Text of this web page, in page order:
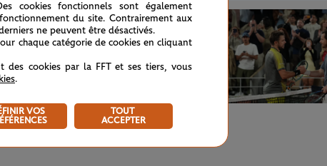
cookies fonctionnels sont également
du site. Contrairement aux
ne peuvent être désactivés.
chaque catégorie de cookies en cliquant
des cookies par la FFT et ses tiers, vous
.
VOS
TOUT
ACCEPTER